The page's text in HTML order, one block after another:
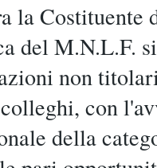
la Costituente
del M.N.L.F.
non
con
della